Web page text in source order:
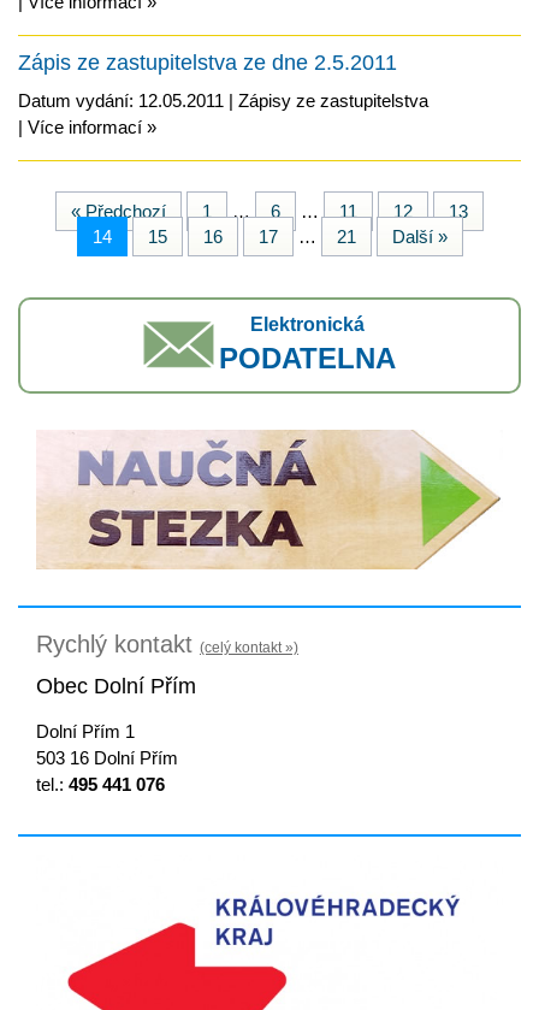
Zápis ze zastupitelstva ze dne 2.5.2011
Datum vydání: 12.05.2011 | Zápisy ze zastupitelstva
| Více informací »
« Předchozí 1 … 6 … 11 12
13
14
15 16 17 … 21 Další »
Elektronická
PODATELNA
Rychlý kontakt (celý kontakt »)
Obec Dolní Přím
Dolní Přím 1
503 16 Dolní Přím
tel.: 495 441 076